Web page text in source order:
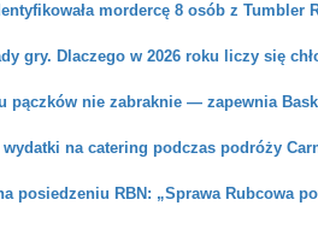
mordercę 8 osób z Tumbler
gry. Dlaczego w 2026 roku liczy się
pączków nie zabraknie — zapewnia
na catering podczas podróży
posiedzeniu RBN: „Sprawa Rubcowa